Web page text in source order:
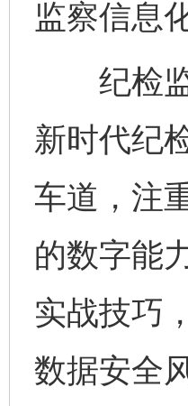
监察信息
纪检监
新时代纪
车道，注
的数字能
实战技巧
数据安全